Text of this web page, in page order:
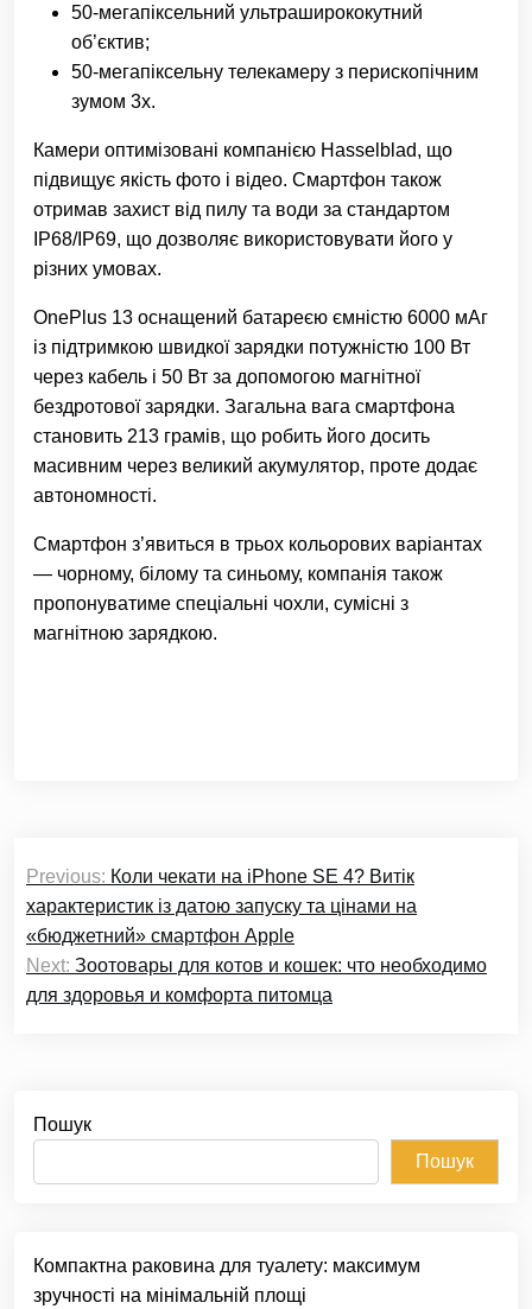
50-мегапіксельний ультраширококутний
об’єктив;
50-мегапіксельну телекамеру з перископічним
зумом 3x.
Камери оптимізовані компанією Hasselblad, що
підвищує якість фото і відео. Смартфон також
отримав захист від пилу та води за стандартом
IP68/IP69, що дозволяє використовувати його у
різних умовах.
OnePlus 13 оснащений батареєю ємністю 6000 мАг
із підтримкою швидкої зарядки потужністю 100 Вт
через кабель і 50 Вт за допомогою магнітної
бездротової зарядки. Загальна вага смартфона
становить 213 грамів, що робить його досить
масивним через великий акумулятор, проте додає
автономності.
Смартфон з’явиться в трьох кольорових варіантах
— чорному, білому та синьому, компанія також
пропонуватиме спеціальні чохли, сумісні з
магнітною зарядкою.
записів
Previous: Коли чекати на iPhone SE 4? Витік
характеристик із датою запуску та цінами на
«бюджетний» смартфон Apple
Next: Зоотовары для котов и кошек: что необходимо
для здоровья и комфорта питомца
Пошук
Пошук
Компактна раковина для туалету: максимум
зручності на мінімальній площі